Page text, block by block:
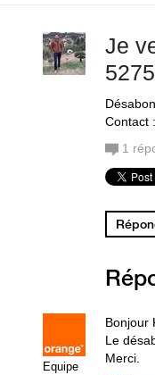
Je
Contact
1
Equipe
Bonjour
Le
Merci.